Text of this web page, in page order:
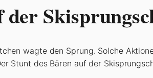
wagte den Sprung. Solche
Stunt des Bären auf der